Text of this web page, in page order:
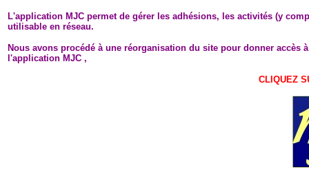
L'application MJC permet de gérer les adhésions, les activités (y
utilisable en réseau.
Nous avons procédé à une réorganisation du site pour donner
l'application MJC ,
CLIQUEZ